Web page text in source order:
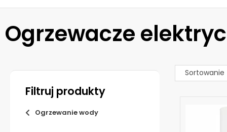
Ogrzewacze
Filtruj produkty
Ogrzewanie wody